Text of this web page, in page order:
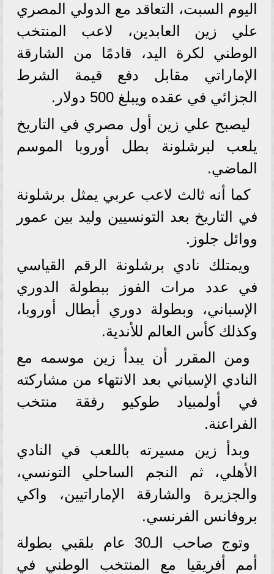
اليوم السبت، التعاقد مع الدولي المصري
علي زين العابدين، لاعب المنتخب
الوطني لكرة اليد، قادمًا من الشارقة
الإماراتي مقابل دفع قيمة الشرط
الجزائي في عقده ويبلغ 500 دولار.
ليصبح علي زين أول مصري في التاريخ
يلعب لبرشلونة بطل أوروبا الموسم
الماضي.
كما أنه ثالث لاعب عربي يمثل برشلونة
في التاريخ بعد التونسيين وليد بين عمور
ووائل جلوز.
ويمتلك نادي برشلونة الرقم القياسي
في عدد مرات الفوز ببطولة الدوري
الإسباني، وبطولة دوري أبطال أوروبا،
وكذلك كأس العالم للأندية.
ومن المقرر أن يبدأ زين موسمه مع
النادي الإسباني بعد الانتهاء من مشاركته
في أولمبياد طوكيو رفقة منتخب
الفراعنة.
وبدأ زين مسيرته باللعب في النادي
الأهلي، ثم النجم الساحلي التونسي،
والجزيرة والشارقة الإماراتيين، واكي
بروفانس الفرنسي.
وتوج صاحب الـ30 عام بلقبي بطولة
أمم أفريقيا مع المنتخب الوطني في